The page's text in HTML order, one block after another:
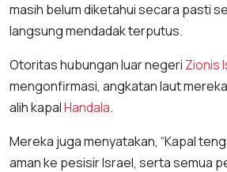
masih belum diketahui secara pasti
langsung mendadak terputus.
Otoritas hubungan luar negeri Zionis
mengonfirmasi, angkatan laut
alih kapalHandala.
Mereka juga menyatakan, “Kapal
aman ke pesisir Israel, serta semua